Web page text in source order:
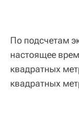
По подсчетам
настоящее
квадратных
квадратных